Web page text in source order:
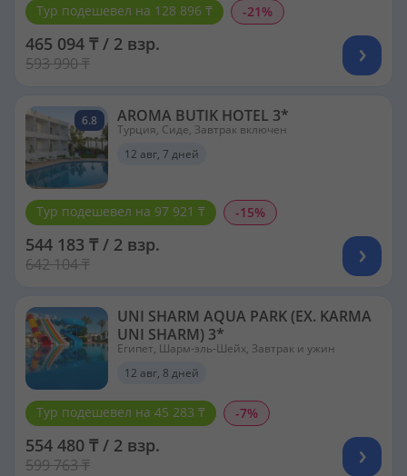
Тур подешевел на 128 896 ₸ -21%
465 094 ₸ / 2 взр.
593 990 ₸
6.8 AROMA BUTIK HOTEL 3*
Турция, Сиде, Завтрак включен
12 авг, 7 дней
Тур подешевел на 97 921 ₸ -15%
544 183 ₸ / 2 взр.
642 104 ₸
UNI SHARM AQUA PARK (EX. KARMA
UNI SHARM) 3*
Египет, Шарм-эль-Шейх, Завтрак и ужин
12 авг, 8 дней
Тур подешевел на 45 283 ₸ -7%
554 480 ₸ / 2 взр.
599 763 ₸